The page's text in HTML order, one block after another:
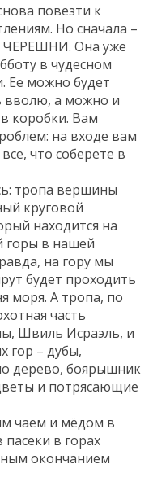
повезти к
Но сначала –
ЧЕРЕШНИ. Она уже
в чудесном
Ее можно будет
вволю, а можно и
коробки. Вам
на входе вам
что соберете в
тропа вершины
круговой
находится на
горы в нашей
на гору мы
будет проходить
моря. А тропа, по
часть
Швиль Исраэль, и
гор – дубы,
дерево, боярышник
и потрясающие
чаем и мёдом в
в горах
окончанием